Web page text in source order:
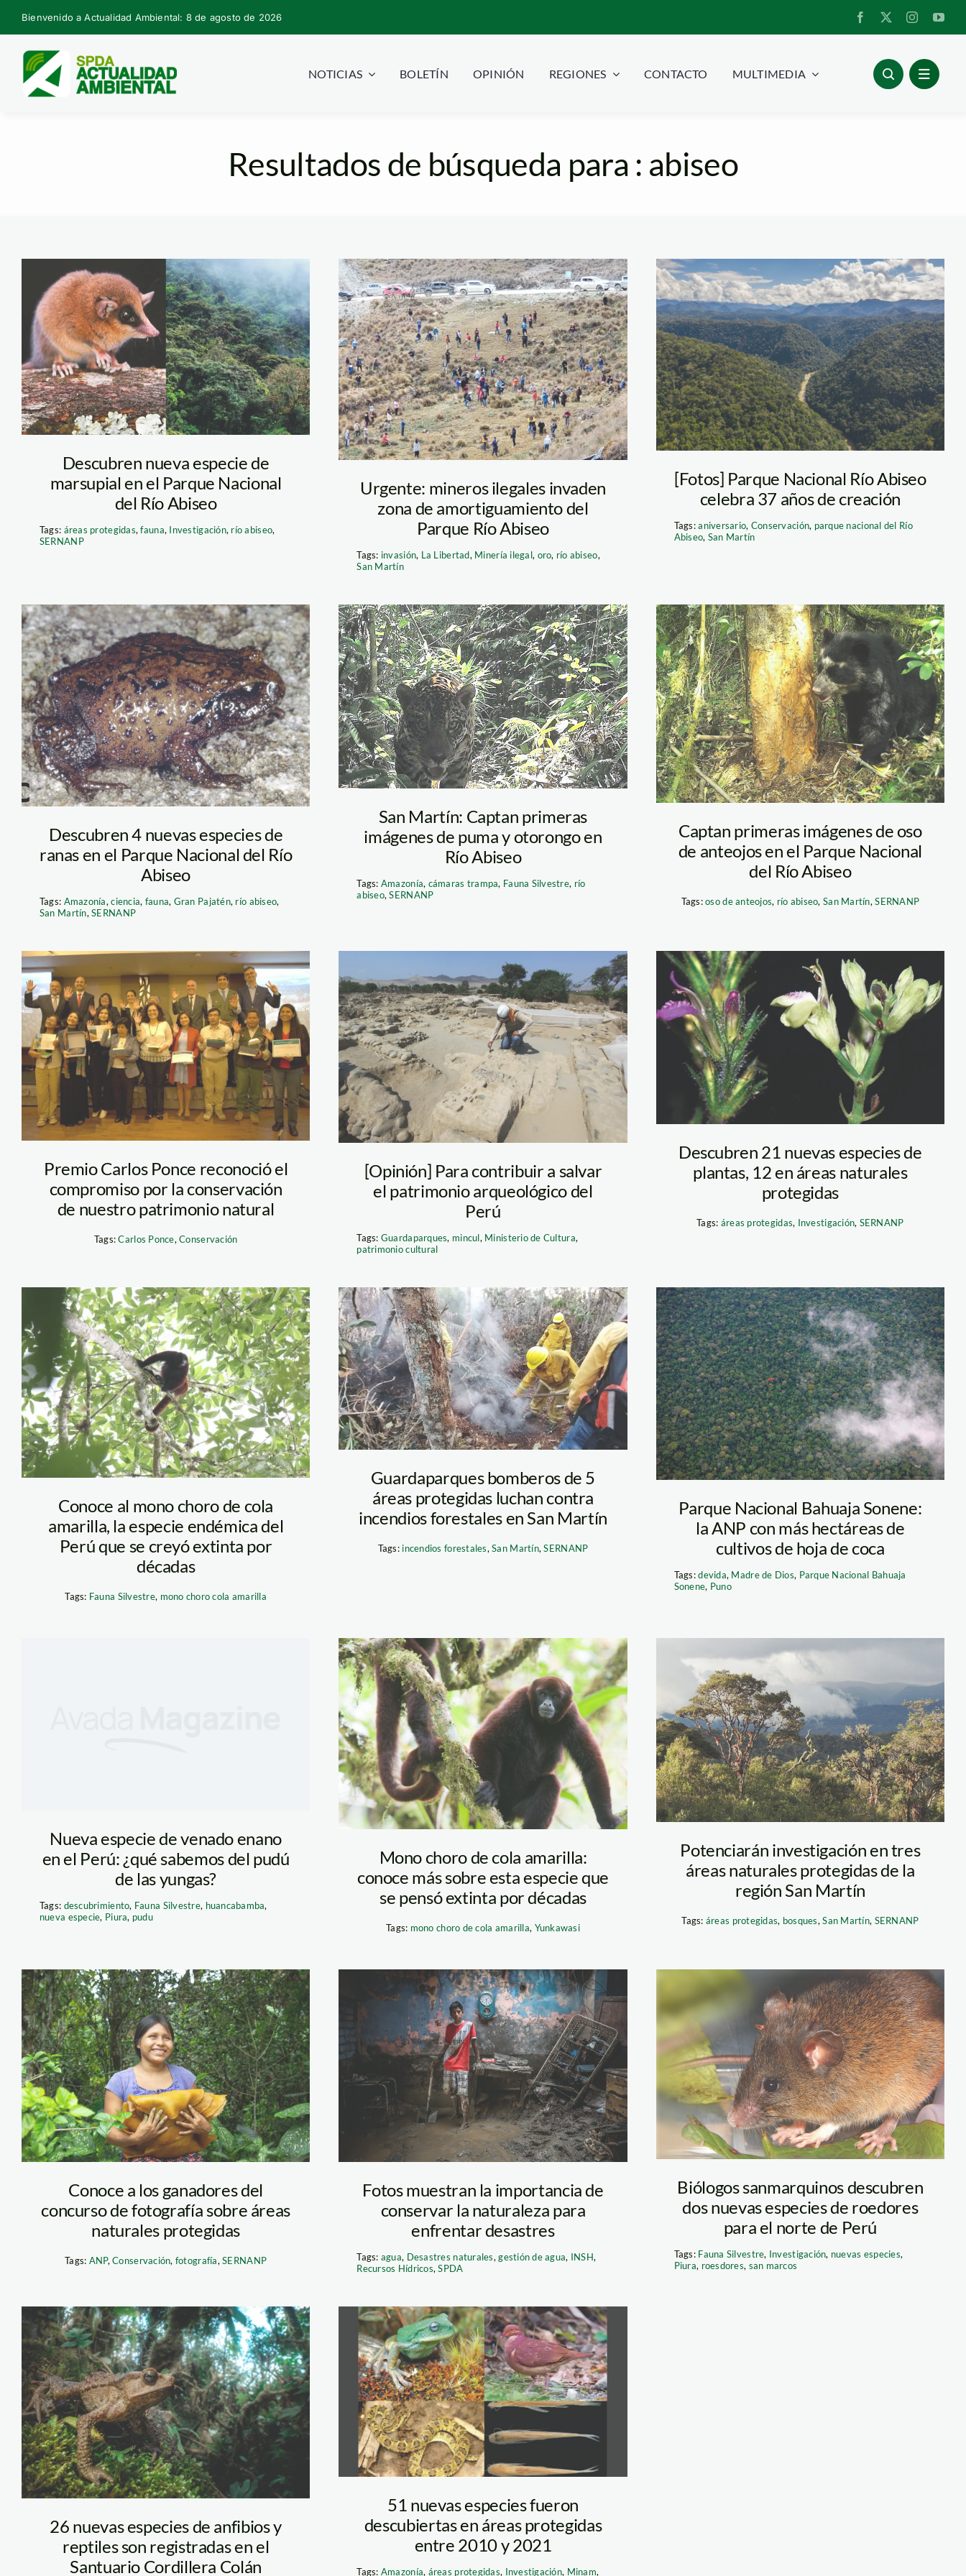
Skip
to
content
Bienvenido a Actualidad Ambiental: 8 de agosto de 2026
NOTICIAS BOLETÍN OPINIÓN REGIONES CONTACTO MULTIMEDIA
Resultados de búsqueda para : abiseo
rio-abiseo—
nuevo-marsupial
—sernanp
Descubren nueva especie de
marsupial en el Parque Nacional
del Río Abiseo
Tags: áreas protegidas,fauna, Investigación, río abiseo,
SERNANP
mineros-ilegales
—pataz—abiseo
Urgente: mineros ilegales invaden
zona de amortiguamiento del
Parque Río Abiseo
Tags: invasión, La Libertad, Minería ilegal, oro, río abiseo,
San Martín
Parque Nacional
Río Abiseo
Concesión para Conservación El Breo, Alto
Huayabamba - San Martin. Paisaje frente a
la concesión, presenta actividad
agropecuaria y está en pleno desarrollo.
Esta se encuentra ubicada en la zona de
amortiguamiento del Parque Nacional del
[Fotos] Parque Nacional Río Abiseo
celebra 37 años de creación
Tags:aniversario, Conservación, parque nacional del Río
Abiseo, San Martín
nueva rana –
sernanp
Descubren 4 nuevas especies de
ranas en el Parque Nacional del Río
Abiseo
Tags: Amazonía,ciencia, fauna, Gran Pajatén, río abiseo,
San Martín,SERNANP
otorongo –
sernanp 1
San Martín: Captan primeras
imágenes de puma y otorongo en
Río Abiseo
Tags: Amazonía, cámaras trampa, Fauna Silvestre, río
abiseo,SERNANP
oso-de-anteojos-
sernanp1
Captan primeras imágenes de oso
de anteojos en el Parque Nacional
del Río Abiseo
Tags:oso de anteojos, río abiseo,San Martín,SERNANP
ganadores-
carlos-ponce-del-
prado—spda
Premio Carlos Ponce reconoció el
compromiso por la conservación
de nuestro patrimonio natural
Tags:Carlos Ponce,Conservación
maquetas caral –
agencia andina
[Opinión] Para contribuir a salvar
el patrimonio arqueológico del
Perú
Tags: Guardaparques, mincul, Ministerio de Cultura,
patrimonio cultural
nuevas-especies-
en-areas-
protegidas—
sernanp
Descubren 21 nuevas especies de
plantas, 12 en áreas naturales
protegidas
Tags: áreas protegidas, Investigación, SERNANP
monochoro_cxn
Conoce al mono choro de cola
amarilla, la especie endémica del
Perú que se creyó extinta por
décadas
Tags: Fauna Silvestre, mono choro cola amarilla
bomberos
forestales – alto
mayo – sernanp
Guardaparques bomberos de 5
áreas protegidas luchan contra
incendios forestales en San Martín
Tags: incendios forestales,San Martín,SERNANP
[Especial
fotográfico]
Beneficios y
oportunidades
que ofrecen las
Áreas Naturales
Protegidas
entre el 2013 y 2015 se generó S/. 114
millones como resultado de los proyectos
de Reducción de Emisiones por
Deforestación y Degradación de Bosques
(REDD+) en cuatro áreas naturales
protegidas (Parque Nacional Cordillera
Azul, la Reserva Nacional Tambopata, el
Parque Nacional Bahuaja Sonene y el
Bosque de Protección Alto Mayo). Foto:
Parque Nacional Bahuaja Sonene:
la ANP con más hectáreas de
cultivos de hoja de coca
Tags:devida, Madre de Dios, Parque Nacional Bahuaja
Sonene, Puno
Nueva especie de venado enano
en el Perú: ¿qué sabemos del pudú
de las yungas?
Tags: descubrimiento, Fauna Silvestre, huancabamba,
nueva especie, Piura, pudu
mono_choro_de_cola_amarilla_cola
Mono choro de cola amarilla:
conoce más sobre esta especie que
se pensó extinta por décadas
Tags: mono choro de cola amarilla, Yunkawasi
Bosque-de-
Protección-Alto-
Mayo—sernanp
Potenciarán investigación en tres
áreas naturales protegidas de la
región San Martín
Tags: áreas protegidas, bosques,San Martín, SERNANP
Jorge-Cajacuri-
Tubilla-ganador-
segundo-puesto-
fotografia-
SERNANP
Conoce a los ganadores del
concurso de fotografía sobre áreas
naturales protegidas
Tags: ANP,Conservación, fotografía,SERNANP
ganadora-
profesional-Paul-
Vallejos-Coral
Fotos muestran la importancia de
conservar la naturaleza para
enfrentar desastres
Tags: agua, Desastres naturales,gestión de agua, INSH,
Recursos Hídricos,SPDA
nuevas-especies-
de-roedores—
san-marcos—v-
pacheco
Biólogos sanmarquinos descubren
dos nuevas especies de roedores
para el norte de Perú
Tags: Fauna Silvestre, Investigación, nuevas especies,
Piura, roesdores, san marcos
Rhinella-
moralesi-(Axel-
Marchelie)-
sernanp
26 nuevas especies de anfibios y
reptiles son registradas en el
Santuario Cordillera Colán
nuevas-especies-
de-
biodiversidad-
sernanp
51 nuevas especies fueron
descubiertas en áreas protegidas
entre 2010 y 2021
Tags: Amazonía, áreas protegidas, Investigación, Minam,